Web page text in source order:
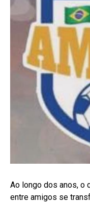
Ao longo dos anos, o
entre amigos se